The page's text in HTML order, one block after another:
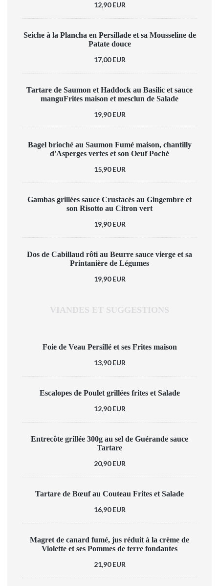
12,90 EUR
Seiche à la Plancha en Persillade et sa Mousseline de
Patate douce
17,00 EUR
Tartare de Saumon et Haddock au Basilic et sauce
manguFrites maison et mesclun de Salade
19,90 EUR
Bagel brioché au Saumon Fumé maison, chantilly
d'Asperges vertes et son Oeuf Poché
15,90 EUR
Gambas grillées sauce Crustacés au Gingembre et
son Risotto au Citron vert
19,90 EUR
Dos de Cabillaud rôti au Beurre sauce vierge et sa
Printanière de Légumes
19,90 EUR
VIANDES ET SUGGESTIONS
Foie de Veau Persillé et ses Frites maison
13,90 EUR
Escalopes de Poulet grillées frites et Salade
12,90 EUR
Entrecôte grillée 300g au sel de Guérande sauce
Tartare
20,90 EUR
Tartare de Bœuf au Couteau Frites et Salade
16,90 EUR
Magret de canard fumé, jus réduit à la crème de
Violette et ses Pommes de terre fondantes
21,90 EUR